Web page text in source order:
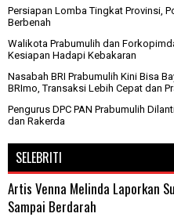
Persiapan Lomba Tingkat Provinsi,
Berbenah
Walikota Prabumulih dan
Kesiapan Hadapi Kebakaran
Nasabah BRI Prabumulih Kini Bisa
BRImo, Transaksi Lebih Cepat dan
Pengurus DPC PAN Prabumulih
dan Rakerda
SELEBRITI
Artis Venna Melinda Laporkan
Sampai Berdarah